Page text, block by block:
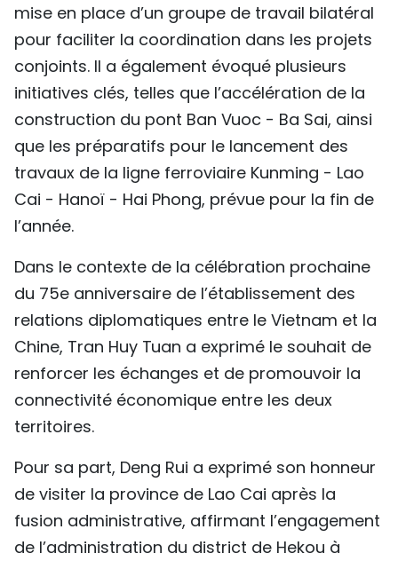
mise en place d’un groupe de travail bilatéral
pour faciliter la coordination dans les projets
conjoints. Il a également évoqué plusieurs
initiatives clés, telles que l’accélération de la
construction du pont Ban Vuoc - Ba Sai, ainsi
que les préparatifs pour le lancement des
travaux de la ligne ferroviaire Kunming - Lao
Cai - Hanoï - Hai Phong, prévue pour la fin de
l’année.
Dans le contexte de la célébration prochaine
du 75e anniversaire de l’établissement des
relations diplomatiques entre le Vietnam et la
Chine, Tran Huy Tuan a exprimé le souhait de
renforcer les échanges et de promouvoir la
connectivité économique entre les deux
territoires.
Pour sa part, Deng Rui a exprimé son honneur
de visiter la province de Lao Cai après la
fusion administrative, affirmant l’engagement
de l’administration du district de Hekou à